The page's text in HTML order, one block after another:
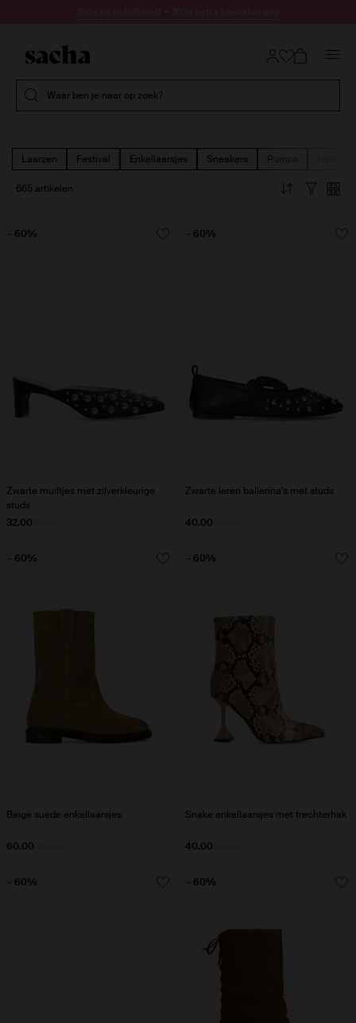
Waar ben je naar op zoek?
Laarzen Festival Enkellaarsjes Sneakers Pumps
665 artikelen
Zwarte muiltjes met zilverkleurige
studs
32.00
- 60%
Zwarte leren ballerina's met studs
40.00
- 60%
Beige suède enkellaarsjes
60.00
- 60%
Snake enkellaarsjes met trechterhak
40.00
- 60%
- 60% - 60%